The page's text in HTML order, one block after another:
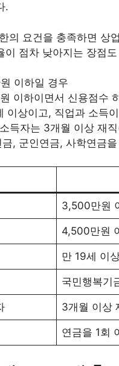
.
의 요건을 충족하면 상
이 점차 낮아지는 장점
이하일 경우
이하이면서 신용점수
이상이고, 직업과 소득
득자는 3개월 이상 재
, 군인연금, 사학연금
3,500만원
4,500만원
만 19세 이
국민행복기
3개월 이상
연금을 1회